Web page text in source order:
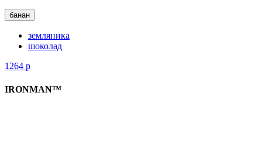
банан
земляника
шоколад
1264 р
IRONMAN™